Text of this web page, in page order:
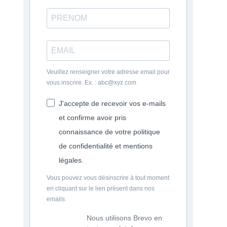
Veuillez renseigner votre adresse email pour
vous inscrire. Ex. : abc@xyz.com
J'accepte de recevoir vos e-mails
et confirme avoir pris
connaissance de votre politique
de confidentialité et mentions
légales.
Vous pouvez vous désinscrire à tout moment
en cliquant sur le lien présent dans nos
emails.
Nous utilisons Brevo en